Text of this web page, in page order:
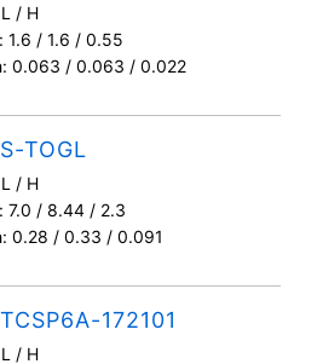
/ H
1.6 / 1.6 / 0.55
0.063 / 0.063 / 0.022
S-TOGL
/ H
7.0 / 8.44 / 2.3
0.28 / 0.33 / 0.091
TCSP6A-172101
/ H